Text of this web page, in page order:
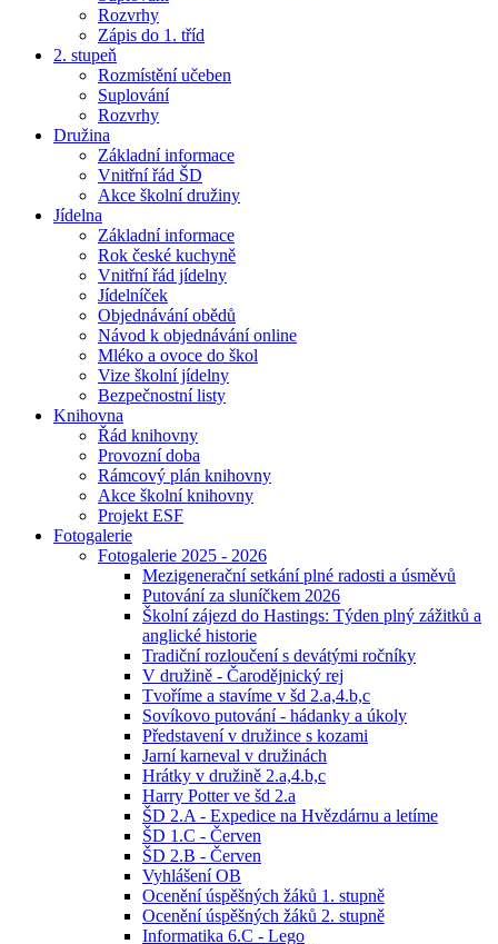
Rozvrhy
Zápis do 1. tříd
2. stupeň
Rozmístění učeben
Suplování
Rozvrhy
Družina
Základní informace
Vnitřní řád ŠD
Akce školní družiny
Jídelna
Základní informace
Rok české kuchyně
Vnitřní řád jídelny
Jídelníček
Objednávání obědů
Návod k objednávání online
Mléko a ovoce do škol
Vize školní jídelny
Bezpečnostní listy
Knihovna
Řád knihovny
Provozní doba
Rámcový plán knihovny
Akce školní knihovny
Projekt ESF
Fotogalerie
Fotogalerie 2025 - 2026
Mezigenerační setkání plné radosti a úsměvů
Putování za sluníčkem 2026
Školní zájezd do Hastings: Týden plný zážitků a
anglické historie
Tradiční rozloučení s devátými ročníky
V družině - Čarodějnický rej
Tvoříme a stavíme v šd 2.a,4.b,c
Sovíkovo putování - hádanky a úkoly
Představení v družince s kozami
Jarní karneval v družinách
Hrátky v družině 2.a,4.b,c
Harry Potter ve šd 2.a
ŠD 2.A - Expedice na Hvězdárnu a letíme
ŠD 1.C - Červen
ŠD 2.B - Červen
Vyhlášení OB
Ocenění úspěšných žáků 1. stupně
Ocenění úspěšných žáků 2. stupně
Informatika 6.C - Lego